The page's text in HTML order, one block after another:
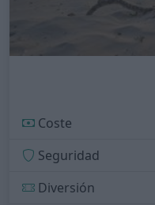
Coste
Seguridad
Diversión